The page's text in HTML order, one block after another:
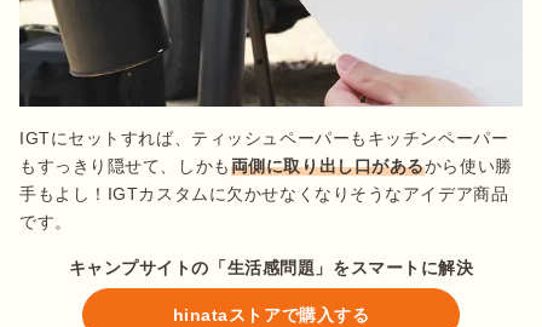
IGTにセットすれば、ティッシュペーパーもキッチンペーパー
もすっきり隠せて、しかも両側に取り出し口があるから使い勝
手もよし！IGTカスタムに欠かせなくなりそうなアイデア商品
です。
キャンプサイトの「生活感問題」をスマートに解決
hinataストアで購入する